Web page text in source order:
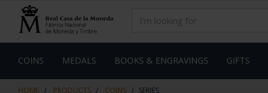
content
navigation
menu
COINS MEDALS BOOKS & ENGRAVINGS GIFTS
HOME PRODUCTS COINS SERIES